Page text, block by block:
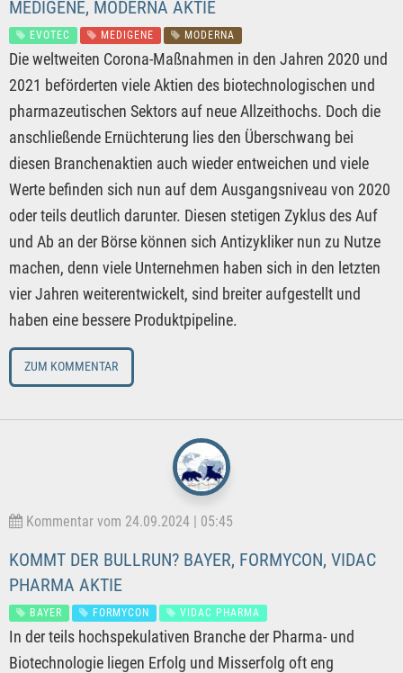
MEDIGENE, MODERNA AKTIE
EVOTEC MEDIGENE MODERNA
Die weltweiten Corona-Maßnahmen in den Jahren 2020 und
2021 beförderten viele Aktien des biotechnologischen und
pharmazeutischen Sektors auf neue Allzeithochs. Doch die
anschließende Ernüchterung lies den Überschwang bei
diesen Branchenaktien auch wieder entweichen und viele
Werte befinden sich nun auf dem Ausgangsniveau von 2020
oder teils deutlich darunter. Diesen stetigen Zyklus des Auf
und Ab an der Börse können sich Antizykliker nun zu Nutze
machen, denn viele Unternehmen haben sich in den letzten
vier Jahren weiterentwickelt, sind breiter aufgestellt und
haben eine bessere Produktpipeline.
ZUM KOMMENTAR
Kommentar vom 24.09.2024 | 05:45
KOMMT DER BULLRUN? BAYER, FORMYCON, VIDAC
PHARMA AKTIE
BAYER FORMYCON VIDAC PHARMA
In der teils hochspekulativen Branche der Pharma- und
Biotechnologie liegen Erfolg und Misserfolg oft eng